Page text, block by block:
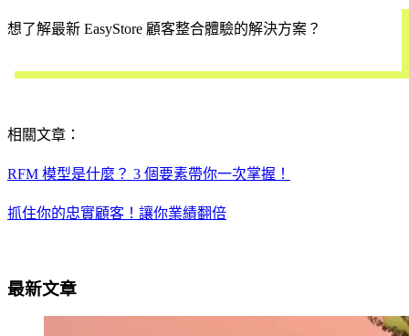
想了解最新 EasyStore 顧客整合體驗的解決方案？
相關文章：
RFM 模型是什麼？ 3 個要素帶你一次掌握！
抓住你的忠實顧客！讓你業績翻倍
最新文章